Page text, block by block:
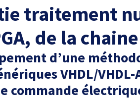
traitement
de la
d’une
VHDL/
commande